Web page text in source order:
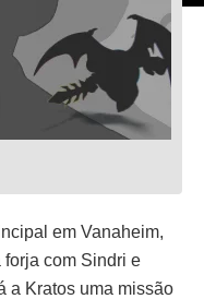
em Vanaheim,
com Sindri e
a Kratos uma missão